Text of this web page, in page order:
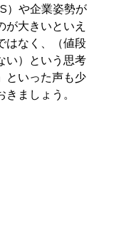
）や企業姿勢が
が大きいといえ
はなく、（値段
い）という思考
といった声も少
ましょう。